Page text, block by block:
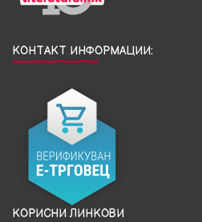
КОНТАКТ ИНФОРМАЦИИ:
КОРИСНИ ЛИНКОВИ